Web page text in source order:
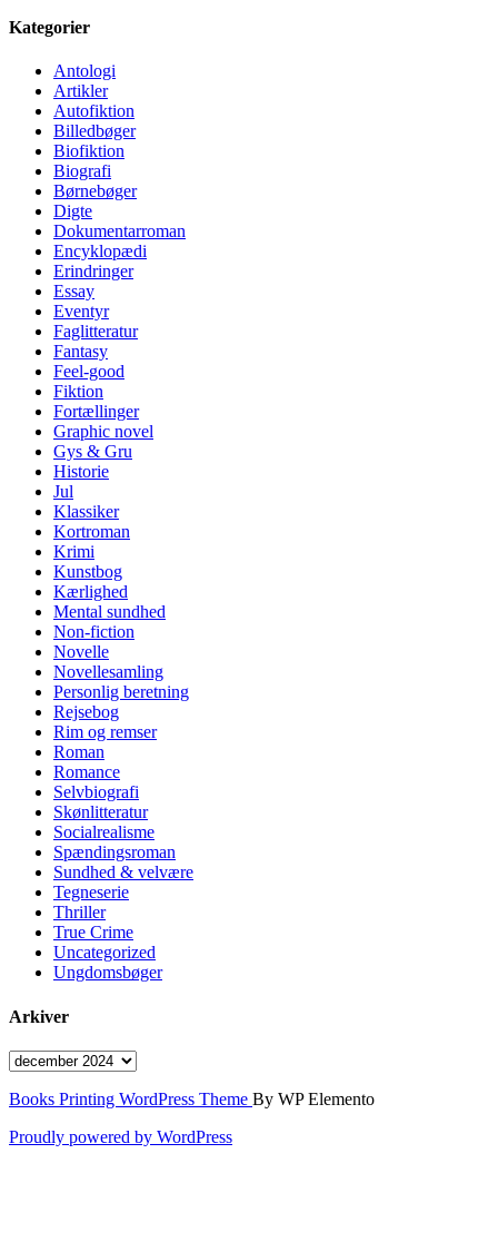
Kategorier
Antologi
Artikler
Autofiktion
Billedbøger
Biofiktion
Biografi
Børnebøger
Digte
Dokumentarroman
Encyklopædi
Erindringer
Essay
Eventyr
Faglitteratur
Fantasy
Feel-good
Fiktion
Fortællinger
Graphic novel
Gys & Gru
Historie
Jul
Klassiker
Kortroman
Krimi
Kunstbog
Kærlighed
Mental sundhed
Non-fiction
Novelle
Novellesamling
Personlig beretning
Rejsebog
Rim og remser
Roman
Romance
Selvbiografi
Skønlitteratur
Socialrealisme
Spændingsroman
Sundhed & velvære
Tegneserie
Thriller
True Crime
Uncategorized
Ungdomsbøger
Arkiver
Arkiver
Books Printing WordPress Theme By WP Elemento
Proudly powered by WordPress